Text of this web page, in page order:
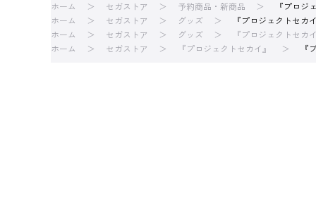
ホーム
セガストア 予約商品・新商品
『プロジ
ホーム
セガストア グッズ
『プロジェクトセカ
ホーム
セガストア グッズ 『プロジェクトセカ
ホーム
セガストア 『プロジェクトセカイ』 『